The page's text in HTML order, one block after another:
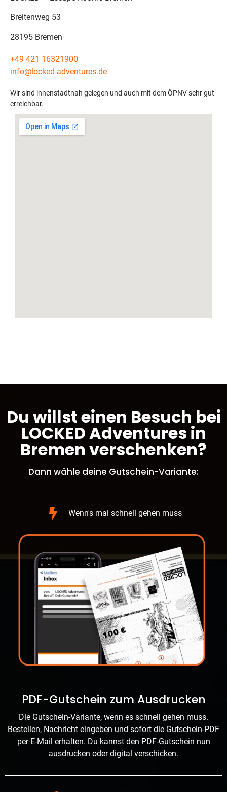
Breitenweg 53
28195 Bremen
+49 421 16321900
info@locked-adventures.de
Wir sind innenstadtnah gelegen und auch mit dem ÖPNV sehr gut
erreichbar.
Du willst einen Besuch bei
LOCKED Adventures in
Bremen verschenken?
Dann wähle deine Gutschein-Variante:
Wenn's mal schnell gehen muss
PDF-Gutschein zum Ausdrucken
Die Gutschein-Variante, wenn es schnell gehen muss.
Bestellen, Nachricht eingeben und sofort die Gutschein-PDF
per E-Mail erhalten. Du kannst den PDF-Gutschein nun
ausdrucken oder digital verschicken.